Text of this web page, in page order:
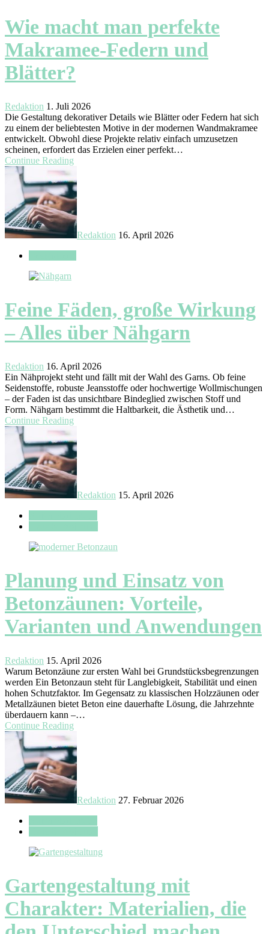
Wie macht man perfekte
Makramee-Federn und
Blätter?
Redaktion 1. Juli 2026
Die Gestaltung dekorativer Details wie Blätter oder Federn hat sich
zu einem der beliebtesten Motive in der modernen Wandmakramee
entwickelt. Obwohl diese Projekte relativ einfach umzusetzen
scheinen, erfordert das Erzielen einer perfekt…
Continue Reading
Redaktion 16. April 2026
Feine Fäden, große Wirkung
– Alles über Nähgarn
Redaktion 16. April 2026
Ein Nähprojekt steht und fällt mit der Wahl des Garns. Ob feine
Seidenstoffe, robuste Jeansstoffe oder hochwertige Wollmischungen
– der Faden ist das unsichtbare Bindeglied zwischen Stoff und
Form. Nähgarn bestimmt die Haltbarkeit, die Ästhetik und…
Continue Reading
Redaktion 15. April 2026
Planung und Einsatz von
Betonzäunen: Vorteile,
Varianten und Anwendungen
Redaktion 15. April 2026
Warum Betonzäune zur ersten Wahl bei Grundstücksbegrenzungen
werden Ein Betonzaun steht für Langlebigkeit, Stabilität und einen
hohen Schutzfaktor. Im Gegensatz zu klassischen Holzzäunen oder
Metallzäunen bietet Beton eine dauerhafte Lösung, die Jahrzehnte
überdauern kann –…
Continue Reading
Redaktion 27. Februar 2026
Gartengestaltung mit
Charakter: Materialien, die